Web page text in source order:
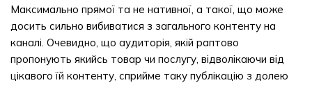
Максимально прямої та не нативної, а такої, що може
досить сильно вибиватися з загального контенту на
каналі. Очевидно, що аудиторія, якій раптово
пропонують якийсь товар чи послугу, відволікаючи від
цікавого їй контенту, сприйме таку публікацію з долею